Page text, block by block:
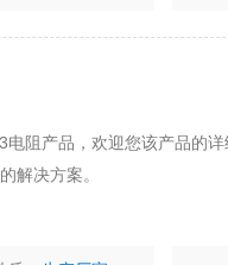
阻产品，欢迎您该产品的
解决方案。